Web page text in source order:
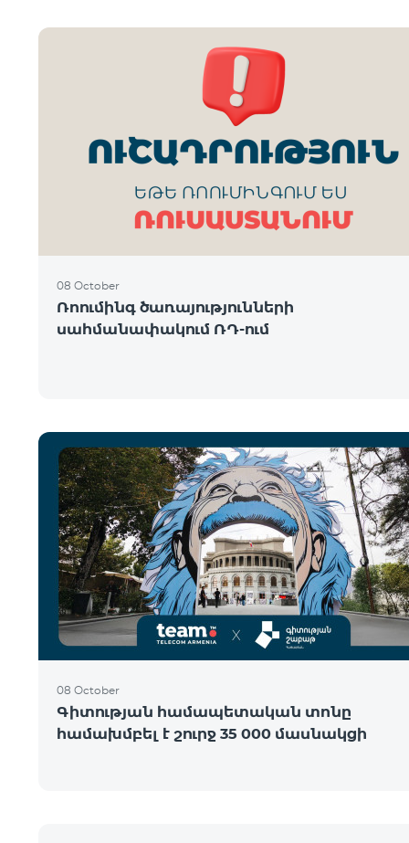
08 October
Ռոումինգ ծառայությունների
սահմանափակում ՌԴ-ում
08 October
Գիտության համապետական տոնը
համախմբել է շուրջ 35 000 մասնակցի